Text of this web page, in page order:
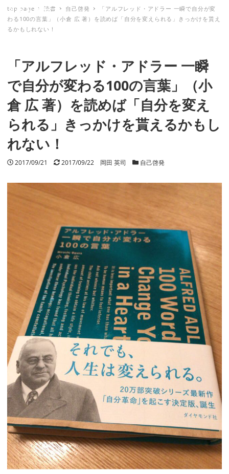
ミナトノキズナ
top page 読書 自己啓発
「アルフレッド・アドラー 一瞬で自分が変
わる100の言葉」（小倉 広 著）を読めば「自分を変えられる」きっかけを貰え
るかもしれない！
「アルフレッド・アドラー 一瞬
で自分が変わる100の言葉」（小
倉 広 著）を読めば「自分を変え
られる」きっかけを貰えるかもし
れない！
投稿日
2017/09/21 更新日
2017/09/22 著者
岡田 英司 カテゴリー
自己啓発